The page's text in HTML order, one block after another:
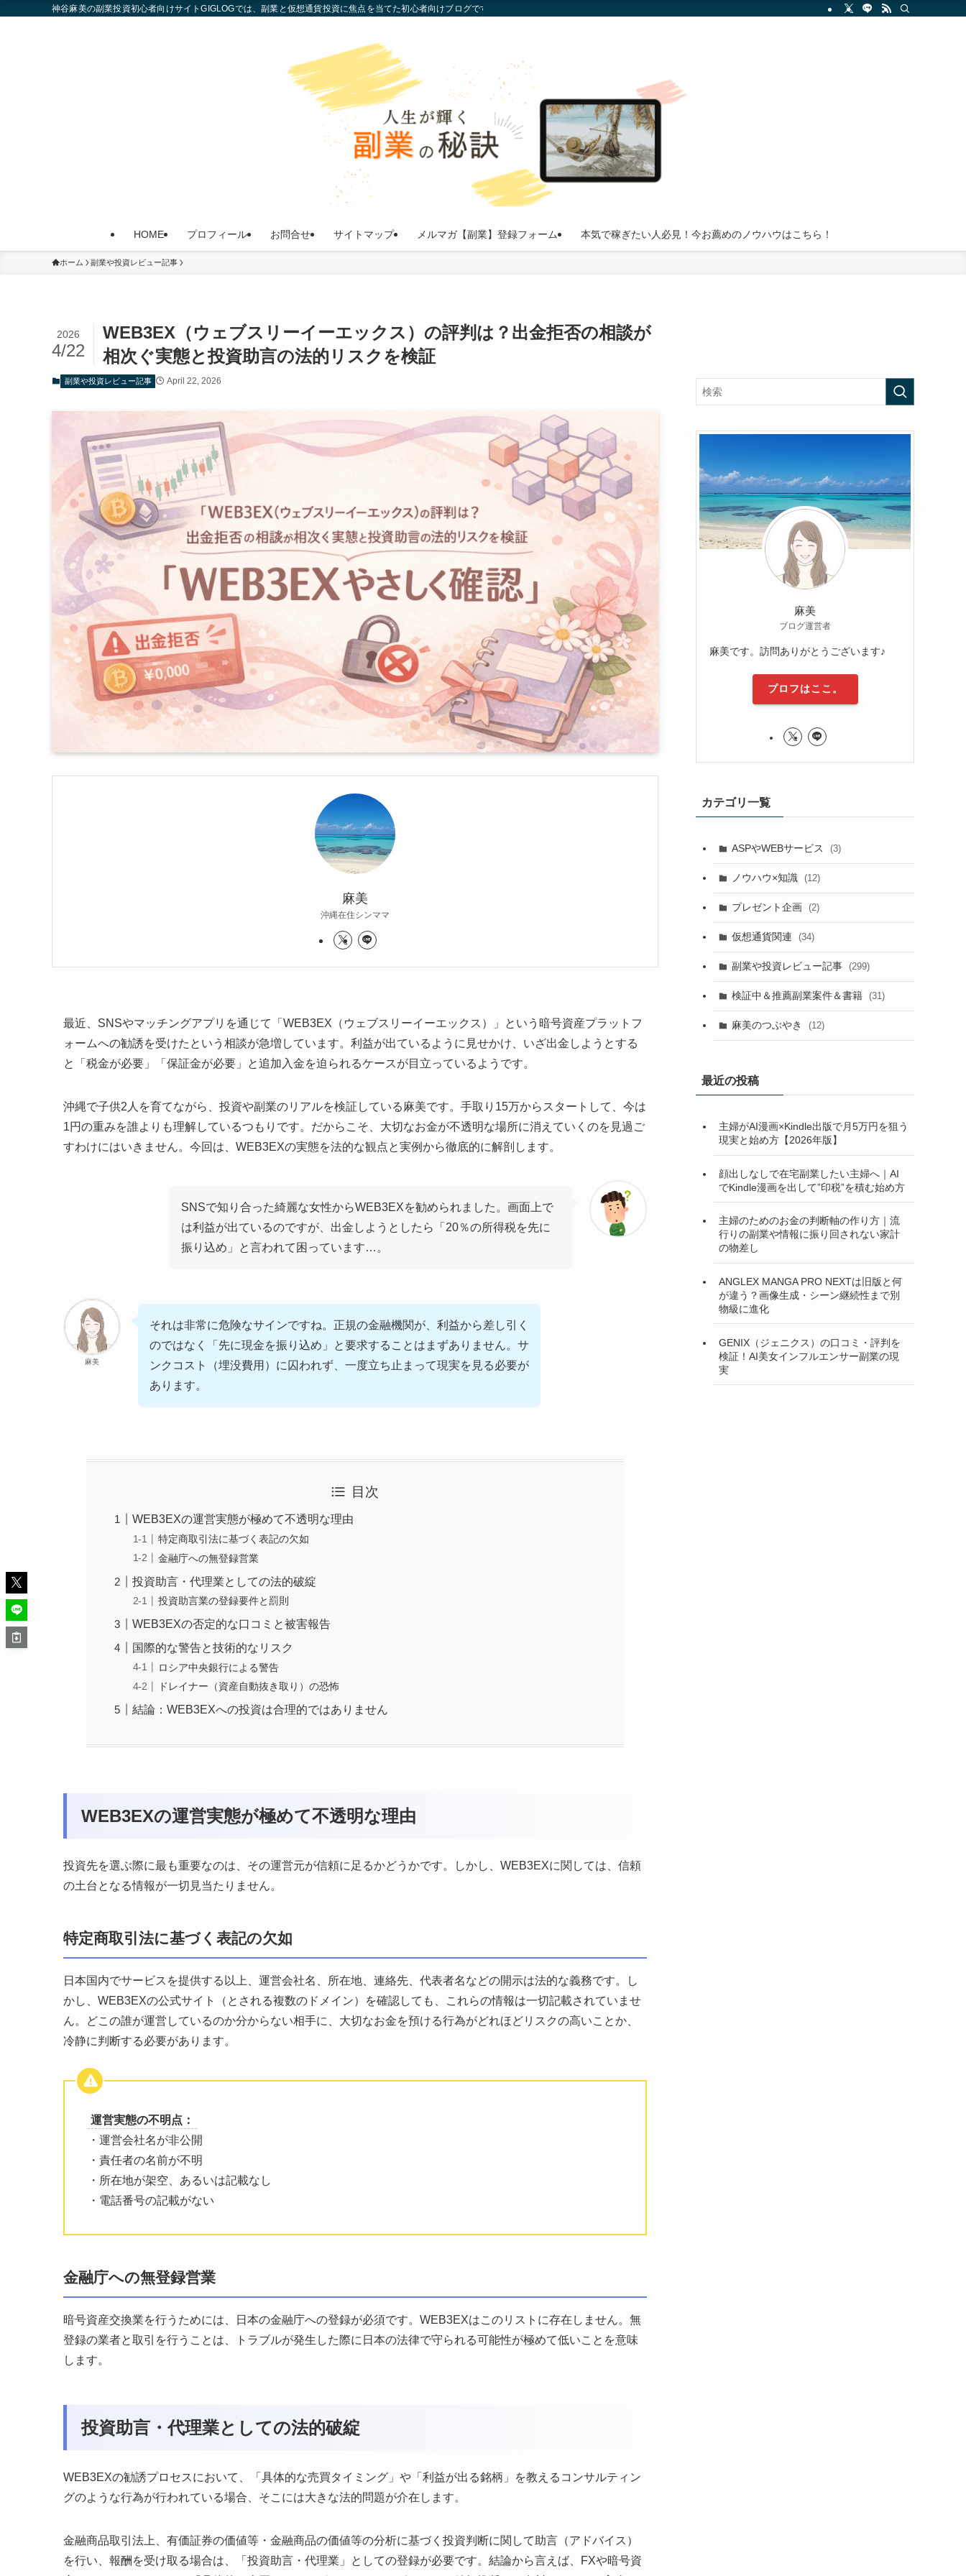
神谷麻美の副業投資初心者向けサイトGIGLOGでは、副業と仮想通貨投資に焦点を当てた初心者向けブログです。投資の基礎から最新トレンドまでを分かりやすく解説し、読者が副業投資の世界で成功を収めるための実践的アドバイ
HOME プロフィール お問合せ サイトマップ メルマガ【副業】登録フォーム 本気で稼ぎたい人必見！今お薦めのノウハウはこちら！
ホーム 副業や投資レビュー記事
WEB3EX（ウェブスリーイーエックス）の評判は？出金拒否の相談が
相次ぐ実態と投資助言の法的リスクを検証
2026
4/22
副業や投資レビュー記事 April 22, 2026
麻美
沖縄在住シンママ
最近、SNSやマッチングアプリを通じて「WEB3EX（ウェブスリーイーエックス）」という暗号資産プラットフ
ォームへの勧誘を受けたという相談が急増しています。利益が出ているように見せかけ、いざ出金しようとする
と「税金が必要」「保証金が必要」と追加入金を迫られるケースが目立っているようです。
沖縄で子供2人を育てながら、投資や副業のリアルを検証している麻美です。手取り15万からスタートして、今は
1円の重みを誰よりも理解しているつもりです。だからこそ、大切なお金が不透明な場所に消えていくのを見過ご
すわけにはいきません。今回は、WEB3EXの実態を法的な観点と実例から徹底的に解剖します。
SNSで知り合った綺麗な女性からWEB3EXを勧められました。画面上で
は利益が出ているのですが、出金しようとしたら「20％の所得税を先に
振り込め」と言われて困っています…。
麻美
それは非常に危険なサインですね。正規の金融機関が、利益から差し引く
のではなく「先に現金を振り込め」と要求することはまずありません。サ
ンクコスト（埋没費用）に囚われず、一度立ち止まって現実を見る必要が
あります。
目次
WEB3EXの運営実態が極めて不透明な理由
特定商取引法に基づく表記の欠如
金融庁への無登録営業
投資助言・代理業としての法的破綻
投資助言業の登録要件と罰則
WEB3EXの否定的な口コミと被害報告
国際的な警告と技術的なリスク
ロシア中央銀行による警告
ドレイナー（資産自動抜き取り）の恐怖
結論：WEB3EXへの投資は合理的ではありません
WEB3EXの運営実態が極めて不透明な理由
投資先を選ぶ際に最も重要なのは、その運営元が信頼に足るかどうかです。しかし、WEB3EXに関しては、信頼
の土台となる情報が一切見当たりません。
特定商取引法に基づく表記の欠如
日本国内でサービスを提供する以上、運営会社名、所在地、連絡先、代表者名などの開示は法的な義務です。し
かし、WEB3EXの公式サイト（とされる複数のドメイン）を確認しても、これらの情報は一切記載されていませ
ん。どこの誰が運営しているのか分からない相手に、大切なお金を預ける行為がどれほどリスクの高いことか、
冷静に判断する必要があります。
運営実態の不明点：
・運営会社名が非公開
・責任者の名前が不明
・所在地が架空、あるいは記載なし
・電話番号の記載がない
金融庁への無登録営業
暗号資産交換業を行うためには、日本の金融庁への登録が必須です。WEB3EXはこのリストに存在しません。無
登録の業者と取引を行うことは、トラブルが発生した際に日本の法律で守られる可能性が極めて低いことを意味
します。
投資助言・代理業としての法的破綻
WEB3EXの勧誘プロセスにおいて、「具体的な売買タイミング」や「利益が出る銘柄」を教えるコンサルティン
グのような行為が行われている場合、そこには大きな法的問題が介在します。
金融商品取引法上、有価証券の価値等・金融商品の価値等の分析に基づく投資判断に関して助言（アドバイス）
を行い、報酬を受け取る場合は、「投資助言・代理業」としての登録が必要です。結論から言えば、FXや暗号資
麻美
ブログ運営者
麻美です。訪問ありがとうございます♪
プロフはここ。
カテゴリ一覧
ASPやWEBサービス (3)
ノウハウ×知識 (12)
プレゼント企画 (2)
仮想通貨関連 (34)
副業や投資レビュー記事 (299)
検証中＆推薦副業案件＆書籍 (31)
麻美のつぶやき (12)
最近の投稿
主婦がAI漫画×Kindle出版で月5万円を狙う
現実と始め方【2026年版】
顔出しなしで在宅副業したい主婦へ｜AI
でKindle漫画を出して”印税”を積む始め方
主婦のためのお金の判断軸の作り方｜流
行りの副業や情報に振り回されない家計
の物差し
ANGLEX MANGA PRO NEXTは旧版と何
が違う？画像生成・シーン継続性まで別
物級に進化
GENIX（ジェニクス）の口コミ・評判を
検証！AI美女インフルエンサー副業の現
実